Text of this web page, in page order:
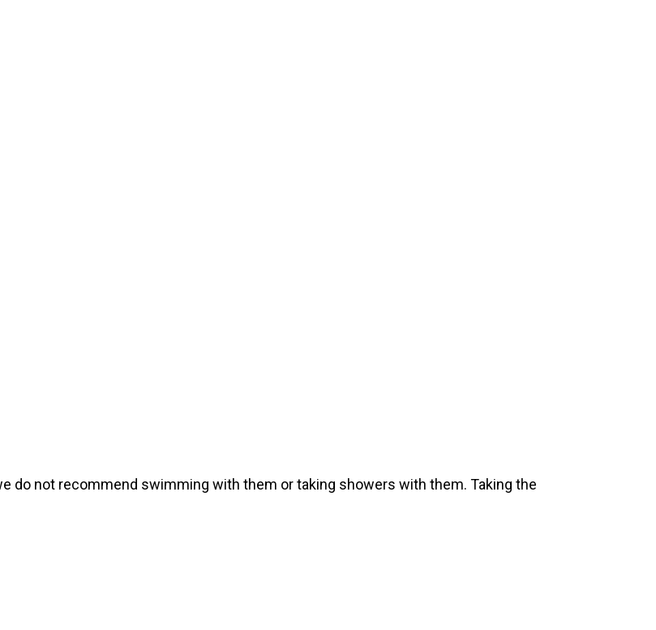
do not recommend swimming with them or taking showers with them. Taking the